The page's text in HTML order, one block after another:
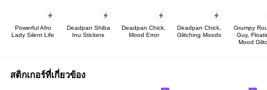
Powerful Afro
Lady Silent Life
Deadpan Shiba
Inu Stickers
Deadpan Chick,
Mood Error
Deadpan Chick,
Glitching Moods
Grumpy
Guy,
Mood
สติกเกอร์ที่เกี่ยวข้อง